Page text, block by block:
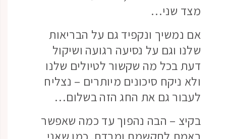
מצד שני…
אם נמשיך ונקפיד גם על הבריאות
שלנו וגם על נסיעה רגועה ושיקול
דעת בכל מה שקשור לטיולים שלנו
ולא ניקח סיכונים מיותרים – נצליח
לעבור גם את החג הזה בשלום…
בקיצ – הבה נהפוך עד כמה שאפשר